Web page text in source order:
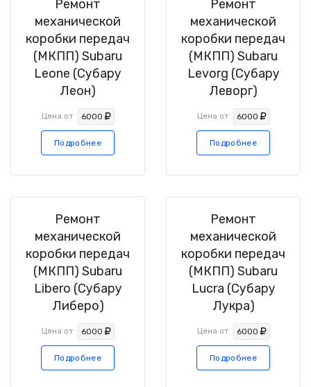
Ремонт
механической
коробки передач
(МКПП) Subaru
Leone (Субару
Леон)
Цена от 6000
Подробнее
Ремонт
механической
коробки передач
(МКПП) Subaru
Levorg (Субару
Леворг)
Цена от 6000
Подробнее
Ремонт
механической
коробки передач
(МКПП) Subaru
Libero (Субару
Либеро)
Цена от 6000
Подробнее
Ремонт
механической
коробки передач
(МКПП) Subaru
Lucra (Субару
Лукра)
Цена от 6000
Подробнее